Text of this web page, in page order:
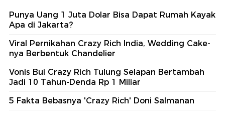
Punya Uang 1 Juta Dolar Bisa Dapat Rumah Kayak
Apa di Jakarta?
Viral Pernikahan Crazy Rich India, Wedding Cake-
nya Berbentuk Chandelier
Vonis Bui Crazy Rich Tulung Selapan Bertambah
Jadi 10 Tahun-Denda Rp 1 Miliar
5 Fakta Bebasnya 'Crazy Rich' Doni Salmanan